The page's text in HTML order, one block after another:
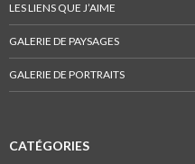
LES LIENS QUE J’AIME
GALERIE DE PAYSAGES
GALERIE DE PORTRAITS
CATÉGORIES